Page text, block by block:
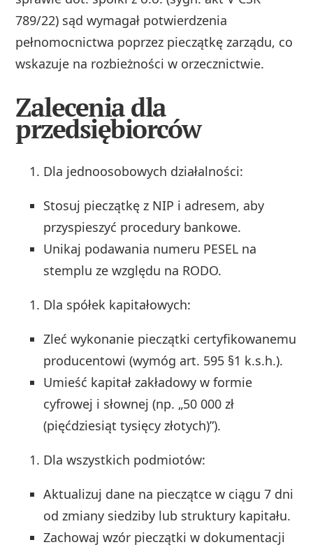
789/22) sąd wymagał potwierdzenia
pełnomocnictwa poprzez pieczątkę zarządu, co
wskazuje na rozbieżności w orzecznictwie.
Zalecenia dla
przedsiębiorców
Dla jednoosobowych działalności:
Stosuj pieczątkę z NIP i adresem, aby
przyspieszyć procedury bankowe.
Unikaj podawania numeru PESEL na
stemplu ze względu na RODO.
Dla spółek kapitałowych:
Zleć wykonanie pieczątki certyfikowanemu
producentowi (wymóg art. 595 §1 k.s.h.).
Umieść kapitał zakładowy w formie
cyfrowej i słownej (np. „50 000 zł
(pięćdziesiąt tysięcy złotych)”).
Dla wszystkich podmiotów:
Aktualizuj dane na pieczątce w ciągu 7 dni
od zmiany siedziby lub struktury kapitału.
Zachowaj wzór pieczątki w dokumentacji